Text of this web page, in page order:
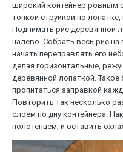
широкий контейнер ровным
тонкой струйкой по
Поднимать рис деревянной
налево. Собрать весь рис на
начать переправлять его
делая горизонтальные,
деревянной лопаткой.
пропитаться заправкой
Повторить так несколько
слоем по дну контейнера.
полотенцем, и оставить